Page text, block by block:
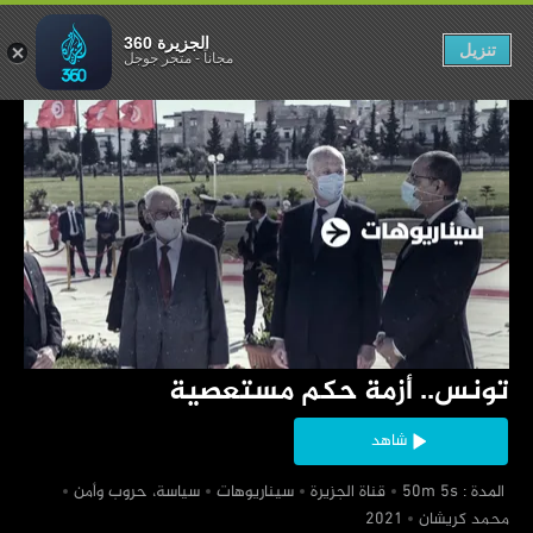
‏تونس.. أزمة حكم مستعصية
شاهد
‏ المدة : 50m 5s
‏قناة الجزيرة ‏سيناريوهات
‏سياسة، حروب وأمن
‏محمد كريشان
حكم مستعصية
الجزيرة 360
مجاناً-متجر جوجل تنزيل